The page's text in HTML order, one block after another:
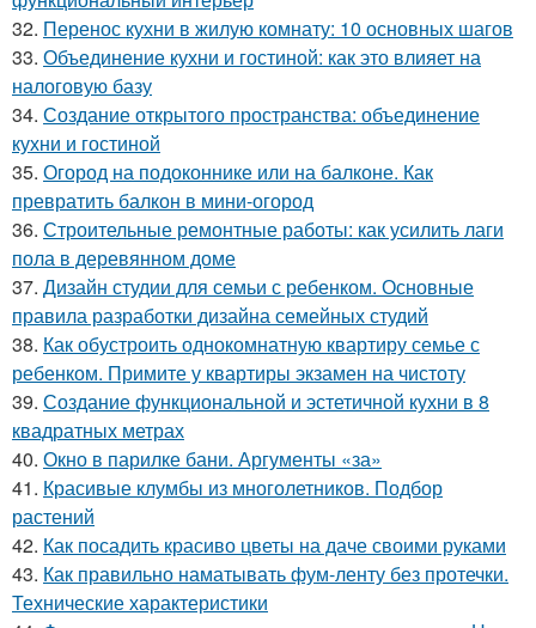
32. Перенос кухни в жилую комнату: 10 основных шагов
33. Объединение кухни и гостиной: как это влияет на
налоговую базу
34. Создание открытого пространства: объединение
кухни и гостиной
35. Огород на подоконнике или на балконе. Как
превратить балкон в мини-огород
36. Строительные ремонтные работы: как усилить лаги
пола в деревянном доме
37. Дизайн студии для семьи с ребенком. Основные
правила разработки дизайна семейных студий
38. Как обустроить однокомнатную квартиру семье с
ребенком. Примите у квартиры экзамен на чистоту
39. Создание функциональной и эстетичной кухни в 8
квадратных метрах
40. Окно в парилке бани. Аргументы «за»
41. Красивые клумбы из многолетников. Подбор
растений
42. Как посадить красиво цветы на даче своими руками
43. Как правильно наматывать фум-ленту без протечки.
Технические характеристики